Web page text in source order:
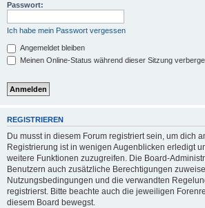
Passwort:
Ich habe mein Passwort vergessen
Angemeldet bleiben
Meinen Online-Status während dieser Sitzung
REGISTRIEREN
Du musst in diesem Forum registriert sein, um dich
Registrierung ist in wenigen Augenblicken erledigt
weitere Funktionen zuzugreifen. Die Board-
Benutzern auch zusätzliche Berechtigungen
Nutzungsbedingungen und die verwandten
registrierst. Bitte beachte auch die jeweiligen
diesem Board bewegst.